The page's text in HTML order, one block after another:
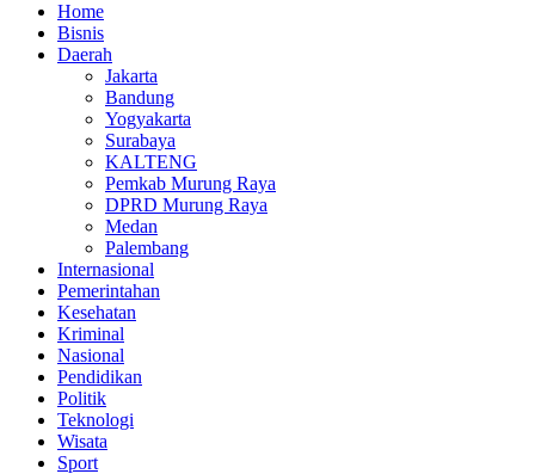
Home
Bisnis
Daerah
Jakarta
Bandung
Yogyakarta
Surabaya
KALTENG
Pemkab Murung Raya
DPRD Murung Raya
Medan
Palembang
Internasional
Pemerintahan
Kesehatan
Kriminal
Nasional
Pendidikan
Politik
Teknologi
Wisata
Sport